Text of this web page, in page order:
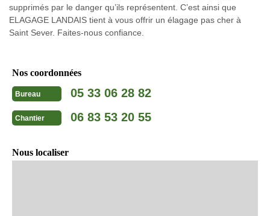
supprimés par le danger qu’ils représentent. C’est ainsi que
ELAGAGE LANDAIS tient à vous offrir un élagage pas cher à
Saint Sever. Faites-nous confiance.
Nos coordonnées
Bureau 05 33 06 28 82
Chantier 06 83 53 20 55
Nous localiser